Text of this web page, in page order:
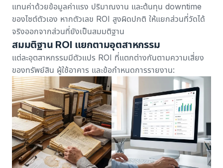
แทนค่าด้วยข้อมูลค่าแรง ปริมาณงาน และต้นทุน downtime
ของไซต์ตัวเอง หากตัวเลข ROI สูงผิดปกติ ให้แยกส่วนที่วัดได้
จริงออกจากส่วนที่ยังเป็นสมมติฐาน
สมมติฐาน ROI แยกตามอุตสาหกรรม
แต่ละอุตสาหกรรมมีตัวแปร ROI ที่แตกต่างกันตามความเสี่ยง
ของทรัพย์สิน ผู้ใช้อาคาร และข้อกำหนดการรายงาน: